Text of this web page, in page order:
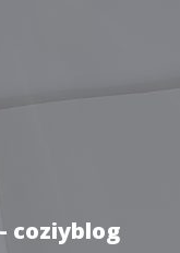
coziyblog